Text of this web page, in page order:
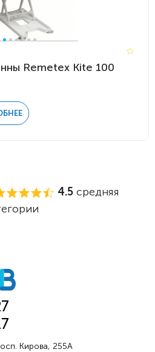
Remetex Kite 100
4.5 средняя
Кирова, 255А